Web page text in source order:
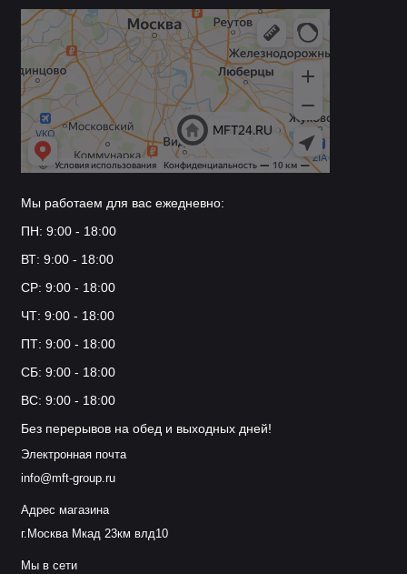
Мы работаем для вас ежедневно:
ПН: 9:00 - 18:00
ВТ: 9:00 - 18:00
СР: 9:00 - 18:00
ЧТ: 9:00 - 18:00
ПТ: 9:00 - 18:00
СБ: 9:00 - 18:00
ВС: 9:00 - 18:00
Без перерывов на обед и выходных дней!
Электронная почта
info@mft-group.ru
Адрес магазина
г.Москва Мкад 23км влд10
Мы в сети